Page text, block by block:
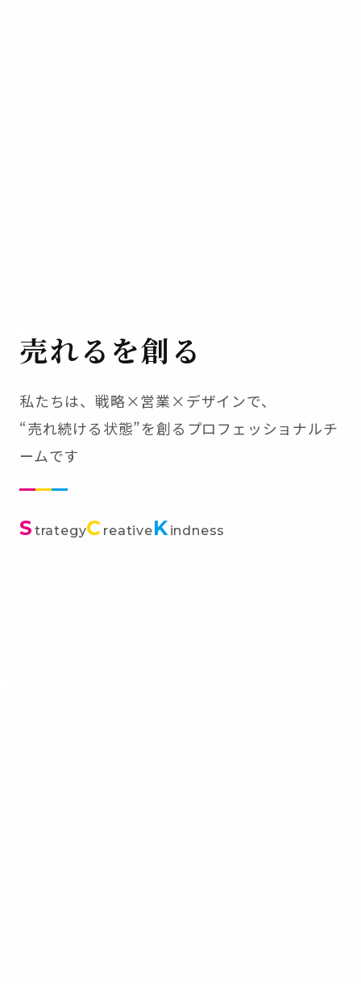
売れるを創る
私たちは、戦略×営業×デザインで、
“売れ続ける状態”を創るプロフェッショナルチ
ームです
S trategyC reativeKindness